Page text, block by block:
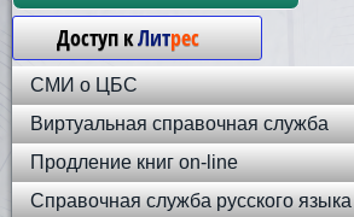
Доступ кЛитрес
СМИ о ЦБС
Виртуальная справочная служба
Продление книг on-line
Справочная служба русского языка